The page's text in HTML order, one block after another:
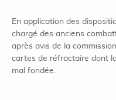
En application des
chargé des anciens
après avis de la
cartes de réfractaire dont
mal fondée.